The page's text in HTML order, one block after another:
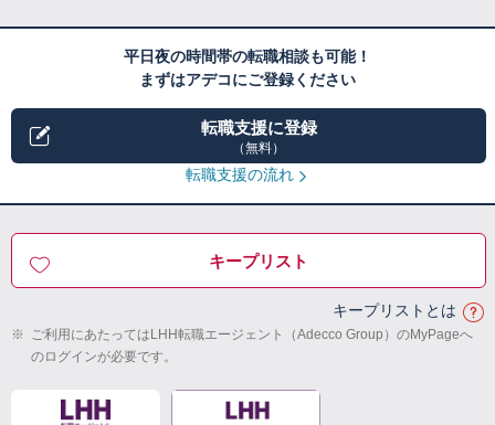
平日夜の時間帯の転職相談も可能！
まずはアデコにご登録ください
転職支援に登録
（無料）
転職支援の流れ
キープリスト
キープリストとは
※ ご利用にあたってはLHH転職エージェント（Adecco Group）のMyPageへ
のログインが必要です。